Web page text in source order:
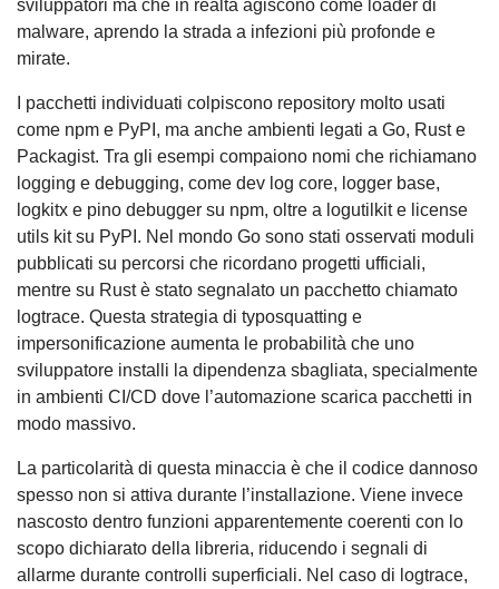
sviluppatori ma che in realtà agiscono come loader di
malware, aprendo la strada a infezioni più profonde e
mirate.
I pacchetti individuati colpiscono repository molto usati
come npm e PyPI, ma anche ambienti legati a Go, Rust e
Packagist. Tra gli esempi compaiono nomi che richiamano
logging e debugging, come dev log core, logger base,
logkitx e pino debugger su npm, oltre a logutilkit e license
utils kit su PyPI. Nel mondo Go sono stati osservati moduli
pubblicati su percorsi che ricordano progetti ufficiali,
mentre su Rust è stato segnalato un pacchetto chiamato
logtrace. Questa strategia di typosquatting e
impersonificazione aumenta le probabilità che uno
sviluppatore installi la dipendenza sbagliata, specialmente
in ambienti CI/CD dove l’automazione scarica pacchetti in
modo massivo.
La particolarità di questa minaccia è che il codice dannoso
spesso non si attiva durante l’installazione. Viene invece
nascosto dentro funzioni apparentemente coerenti con lo
scopo dichiarato della libreria, riducendo i segnali di
allarme durante controlli superficiali. Nel caso di logtrace,